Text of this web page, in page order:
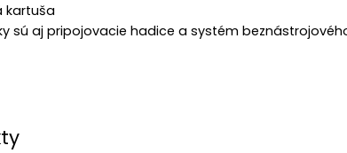
kartuša
sú aj pripojovacie hadice a systém